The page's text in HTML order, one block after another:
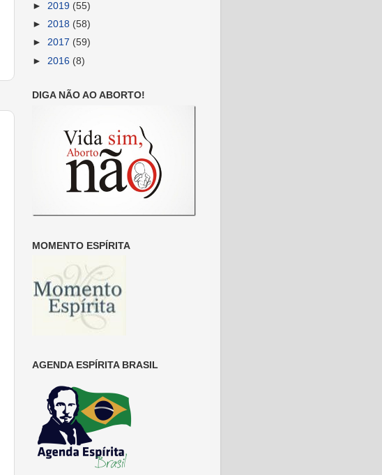
► 2019 (55)
► 2018 (58)
► 2017 (59)
► 2016 (8)
DIGA NÃO AO ABORTO!
MOMENTO ESPÍRITA
AGENDA ESPÍRITA BRASIL